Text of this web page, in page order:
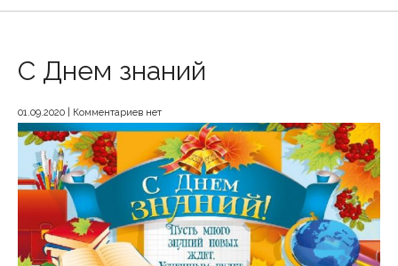
С Днем знаний
01.09.2020 Комментариев нет